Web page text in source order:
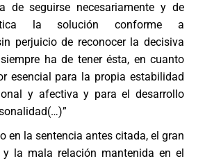
de seguirse necesariamente y de
la solución conforme a
perjuicio de reconocer la decisiva
ha de tener ésta, en cuanto
esencial para la propia estabilidad
y afectiva y para el desarrollo
en la sentencia antes citada, el gran
y la mala relación mantenida en el